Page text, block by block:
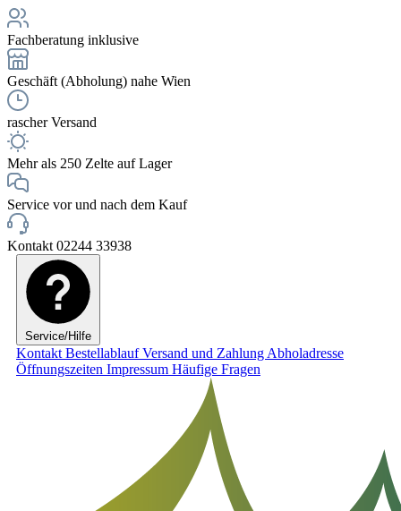
Fachberatung inklusive
Geschäft (Abholung) nahe Wien
rascher Versand
Mehr als 250 Zelte auf Lager
Service vor und nach dem Kauf
Kontakt 02244 33938
Service/Hilfe
Kontakt BestellablaufVersand und Zahlung Abholadresse
Öffnungszeiten Impressum Häufige Fragen